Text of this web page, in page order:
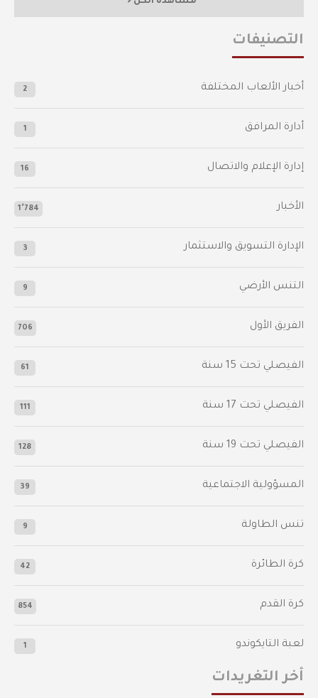
التصنيفات
أخبار الألعاب المختلفة 2
أدارة المرافق 1
إدارة الإعلام والاتصال 16
الأخبار 1٬784
الإدارة التسويق والاستثمار 3
التنس الأرضي 9
الفريق الأول 706
الفيصلي‬⁩ تحت 15 سنة 61
‫الفيصلي‬⁩ تحت 17 سنة 111
الفيصلي‬⁩ تحت 19 سنة 128
المسؤولية الاجتماعية 39
تنس الطاولة 9
كرة الطائرة 42
كرة القدم 854
لعبة التايكوندو 1
أخر التغريدات